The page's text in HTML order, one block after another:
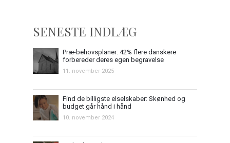
SENESTE INDLÆG
Præ-behovsplaner: 42% flere danskere
forbereder deres egen begravelse
11. november 2025
Find de billigste elselskaber: Skønhed og
budget går hånd i hånd
10. november 2024